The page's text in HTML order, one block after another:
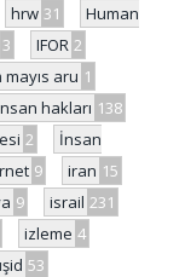
hrw 31
Human
3 IFOR 2
aru 1
hakları 138
2
İnsan
9 iran 15
9 israil 231
izleme 4
ışid 53